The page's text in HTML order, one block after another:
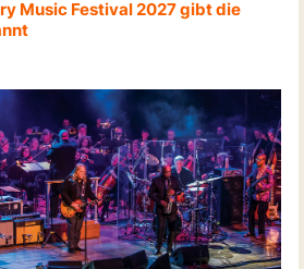
Music Festival 2027 gibt die